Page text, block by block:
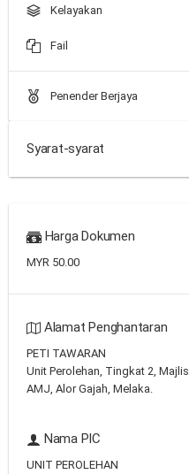
Kelayakan
Fail
Penender Berjaya
Syarat-syarat
Harga Dokumen
MYR 50.00
Alamat Penghantaran
PETI TAWARAN
Unit Perolehan, Tingkat 2,
AMJ, Alor Gajah, Melaka.
Nama PIC
UNIT PEROLEHAN